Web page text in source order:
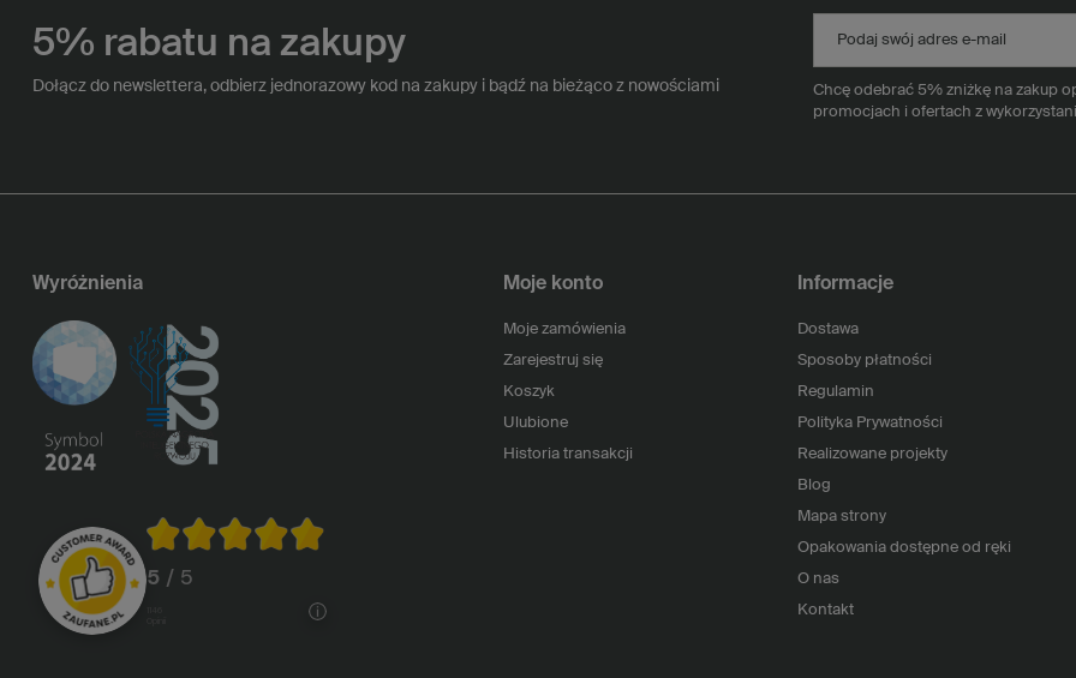
5% rabatu na zakupy
Dołącz do newslettera, odbierz jednorazowy kod na zakupy i bądź na bieżąco z nowościami
Podaj swój adres e-mail
Chcę odebrać 5% zniżkę na zakup
promocjach i ofertach z
Wyróżnienia
5 / 5
Moje konto
Moje zamówienia
Zarejestruj się
Koszyk
Ulubione
Historia transakcji
Informacje
Dostawa
Sposoby płatności
Regulamin
Polityka Prywatności
Realizowane projekty
Blog
Mapa strony
Opakowania dostępne od ręki
O nas
Kontakt